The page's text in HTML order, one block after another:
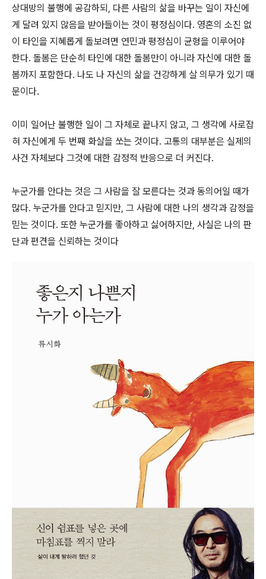
상대방의 불행에 공감하되, 다른 사람의 삶을 바꾸는 일이 자신에
게 달려 있지 않음을 받아들이는 것이 평정심이다. 영혼의 소진 없
이 타인을 지혜롭게 돌보려면 연민과 평정심이 균형을 이루어야
한다. 돌봄은 단순히 타인에 대한 돌봄만이 아니라 자신에 대한 돌
봄까지 포함한다. 나도 나 자신의 삶을 건강하게 살 의무가 있기 때
문이다.
이미 일어난 불행한 일이 그 자체로 끝나지 않고, 그 생각에 사로잡
혀 자신에게 두 번째 화살을 쏘는 것이다. 고통의 대부분은 실제의
사건 자체보다 그것에 대한 감정적 반응으로 더 커진다.
누군가를 안다는 것은 그 사람을 잘 모른다는 것과 동의어일 때가
많다. 누군가를 안다고 믿지만, 그 사람에 대한 나의 생각과 감정을
믿는 것이다. 또한 누군가를 좋아하고 싫어하지만, 사실은 나의 판
단과 편견을 신뢰하는 것이다